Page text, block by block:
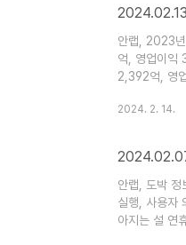
안랩, 2023
억, 영업이익
2,392억, 영
수치다. 별도
2024. 2. 14.
2024.02.07
안랩, 도박 정
실행, 사용자
아지는 설 연